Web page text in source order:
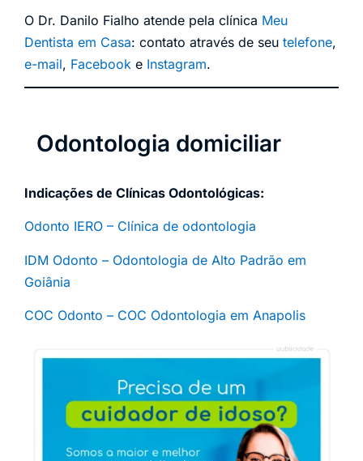
O Dr. Danilo Fialho atende pela clínica Meu
Dentista em Casa: contato através de seu telefone,
e-mail, Facebook e Instagram.
Odontologia domiciliar
Indicações de Clínicas Odontológicas:
Odonto IERO – Clínica de odontologia
IDM Odonto – Odontologia de Alto Padrão em
Goiânia
COC Odonto – COC Odontologia em Anapolis